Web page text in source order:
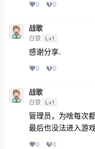
0 0
战歌
白银 Lv1
感谢分享.
0 0
战歌
白银 Lv1
管理员，为啥每次
最后也没法进入游戏
0 0